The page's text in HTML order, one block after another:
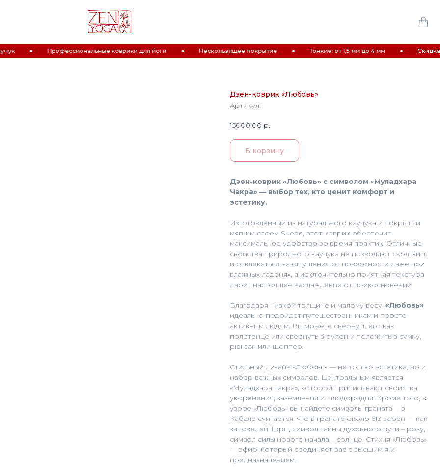
Профессиональные коврики для йоги Нескользящее покрытие Тонкие: от 1,5 мм до 4 мм Скидка 10%
Дзен-коврик «Любовь»
Артикул:
15000,00 р.
В корзину
Дзен-коврик «Любовь» с символом «Муладхара
Чакра» — выбор тех, кто ценит комфорт и
эстетику.
Изготовленный из натурального каучука и покрытый
мягким слоем Suede, этот коврик обеспечит
максимальное удобство во время практик. Отличные
свойства природного каучука не позволяют скользить
и отвлекаться на ощущения от поверхности даже при
влажных ладонях, а исключительно приятная текстура
дарит настоящее наслаждение от прикосновений.
Благодаря низкой толщине и малому весу, «Любовь»
идеально подойдет путешественникам и просто
активным людям. Вы можете свернуть его как
полотенце или свернуть в рулон и положить в сумку,
рюкзак или шоппер.
Стильный дизайн «Любовь» — не только эстетика, но и
набор важных символов. Центральным является
«Муладхара чакра», которой приписывают свойства
укоренения, заземления и. плодородия. Кроме того, в
узоре «Любовь» вы найдете символы граната— в
Кабале считается, что в гранате около 613 зёрен — как
заповедей Торы, символ тайны духовного пути – розу,
символ силы нового начала – солнце. Стихия «Любовь»
— эфир, который соединяет вас с высшим я и
предназначением.